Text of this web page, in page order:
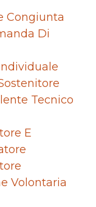
Congiunta
Di
Tecnico
E
Volontaria